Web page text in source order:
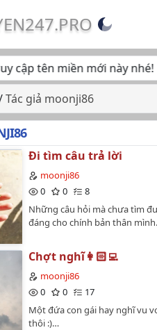
tên miền mới này nhé!
Tác giả moonji86
Đi tìm câu trả lời
moonji86
0
0
8
Những câu hỏi mà chưa tìm
đáng cho chính bản thân
Chợt nghĩ👩🏻‍💻
moonji86
0
0
17
Một đứa con gái hay nghĩ vu
thôi :)…